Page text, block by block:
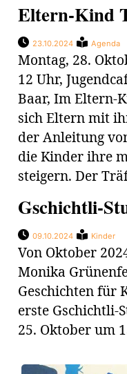
Eltern-Kind
23.10.2024 Agenda
Montag, 28.
12 Uhr,
Baar, Im Eltern-
sich Eltern mit
der Anleitung
die Kinder ihre
steigern. Der
Gschichtli-
09.10.2024 Kinder
Von Oktober
Monika
Geschichten für
erste Gschichtli-
25. Oktober um